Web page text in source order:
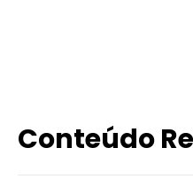
Conteúdo